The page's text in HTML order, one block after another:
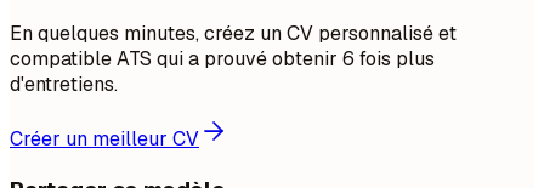
En quelques minutes, créez un CV personnalisé et
compatible ATS qui a prouvé obtenir 6 fois plus
d'entretiens.
Créer un meilleur CV